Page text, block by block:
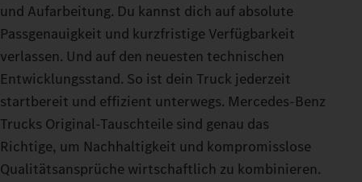
und Aufarbeitung. Du kannst dich auf absolute
Passgenauigkeit und kurzfristige Verfügbarkeit
verlassen. Und auf den neuesten technischen
Entwicklungsstand. So ist dein Truck jederzeit
startbereit und effizient unterwegs. Mercedes‑Benz
Trucks Original‑Tauschteile sind genau das
Richtige, um Nachhaltigkeit und kompromisslose
Qualitätsansprüche wirtschaftlich zu kombinieren.